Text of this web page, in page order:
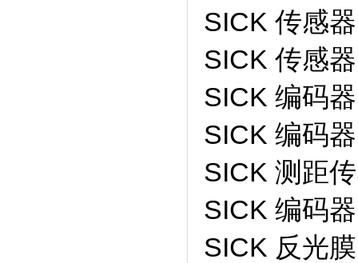
SICK 传感
SICK 传感
SICK 编码
SICK 编码
SICK 测距
SICK 编码
SICK 反光